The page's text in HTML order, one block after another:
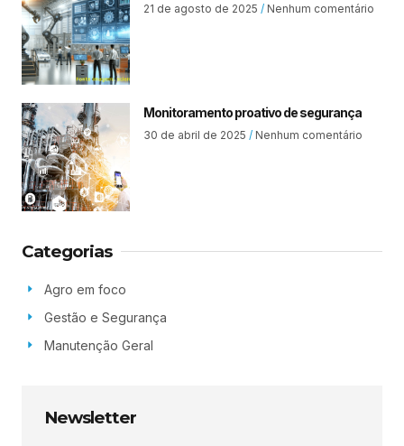
21 de agosto de 2025 Nenhum comentário
Monitoramento proativo de segurança
30 de abril de 2025 Nenhum comentário
Categorias
Agro em foco
Gestão e Segurança
Manutenção Geral
Newsletter